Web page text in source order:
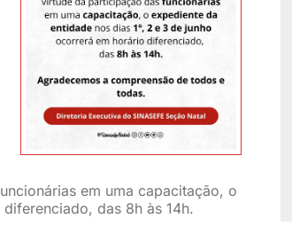
em uma capacitação, o
das 8h às 14h.